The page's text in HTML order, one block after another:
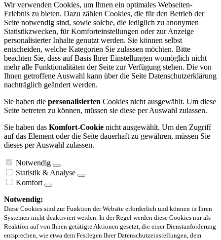
Wir verwenden Cookies, um Ihnen ein optimales Webseiten-
Erlebnis zu bieten. Dazu zählen Cookies, die für den Betrieb der
Seite notwendig sind, sowie solche, die lediglich zu anonymen
Statistikzwecken, für Komforteinstellungen oder zur Anzeige
personalisierter Inhalte genutzt werden. Sie können selbst
entscheiden, welche Kategorien Sie zulassen möchten. Bitte
beachten Sie, dass auf Basis Ihrer Einstellungen womöglich nicht
mehr alle Funktionalitäten der Seite zur Verfügung stehen. Die von
Ihnen getroffene Auswahl kann über die Seite Datenschutzerklärung
nachträglich geändert werden.
Sie haben die personalisierten Cookies nicht ausgewählt. Um diese
Seite betreten zu können, müssen sie diese per Auswahl zulassen.
Sie haben das Komfort-Cookie nicht ausgewählt. Um den Zugriff
auf das Element oder die Seite dauerhaft zu gewähren, müssen Sie
dieses per Auswahl zulassen.
Notwendig
Statistik & Analyse
Komfort
Notwendig:
Diese Cookies sind zur Funktion der Website erforderlich und können in Ihren
Systemen nicht deaktiviert werden. In der Regel werden diese Cookies nur als
Reaktion auf von Ihnen getätigte Aktionen gesetzt, die einer Dienstanforderung
entsprechen, wie etwa dem Festlegen Ihrer Datenschutzeinstellungen, dem